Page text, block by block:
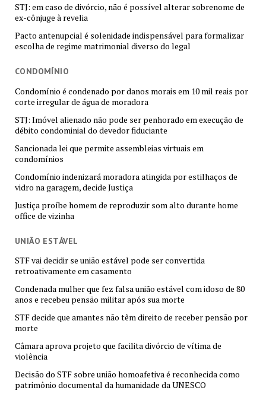
STJ: em caso de divórcio, não é possível alterar sobrenome de
ex-cônjuge à revelia
Pacto antenupcial é solenidade indispensável para formalizar
escolha de regime matrimonial diverso do legal
CONDOMÍNIO
Condomínio é condenado por danos morais em 10 mil reais por
corte irregular de água de moradora
STJ: Imóvel alienado não pode ser penhorado em execução de
débito condominial do devedor fiduciante
Sancionada lei que permite assembleias virtuais em
condomínios
Condomínio indenizará moradora atingida por estilhaços de
vidro na garagem, decide Justiça
Justiça proíbe homem de reproduzir som alto durante home
office de vizinha
UNIÃO ESTÁVEL
STF vai decidir se união estável pode ser convertida
retroativamente em casamento
Condenada mulher que fez falsa união estável com idoso de 80
anos e recebeu pensão militar após sua morte
STF decide que amantes não têm direito de receber pensão por
morte
Câmara aprova projeto que facilita divórcio de vítima de
violência
Decisão do STF sobre união homoafetiva é reconhecida como
patrimônio documental da humanidade da UNESCO